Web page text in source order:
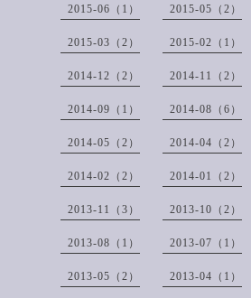
2015-06（1） 2015-05（2）
2015-03（2） 2015-02（1）
2014-12（2） 2014-11（2）
2014-09（1） 2014-08（6）
2014-05（2） 2014-04（2）
2014-02（2） 2014-01（2）
2013-11（3） 2013-10（2）
2013-08（1） 2013-07（1）
2013-05（2） 2013-04（1）